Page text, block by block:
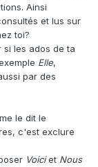
Ainsi
et lus sur
toi?
si les ados de ta
Elle,
par des
le dit le
c'est exclure
Voiciet Nous